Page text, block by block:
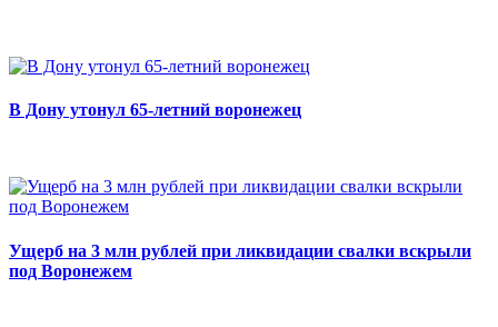
В Дону утонул 65-летний воронежец
Ущерб на 3 млн рублей при ликвидации свалки вскрыли
под Воронежем